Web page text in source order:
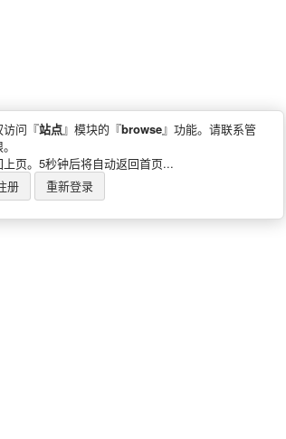
访问『站点』模块的『browse』功能。请联系管
页。5秒钟后将自动返回首页...
册 重新登录